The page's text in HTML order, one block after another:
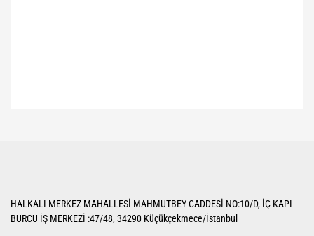
Ürün açıklamasında eksik bilgiler bulunuyor.
HALKALI MERKEZ MAHALLESİ MAHMUTBEY CADDESİ NO:10/D, İÇ KAPI
BURCU İŞ MERKEZİ :47/48, 34290 Küçükçekmece/İstanbul